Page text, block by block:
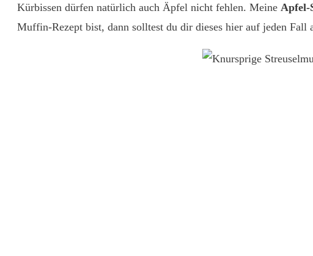
Kürbissen dürfen natürlich auch Äpfel nicht fehlen. Meine Apfel-
Muffin-Rezept bist, dann solltest du dir dieses hier auf jeden Fall